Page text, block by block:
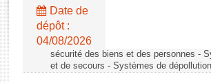
Rapports législatifs
Rapports sur l'application des lois
Baromètre de l’application des lois
Date de
dépôt :
04/08/2026
sécurité des biens et des personnes -
et de secours - Systèmes de